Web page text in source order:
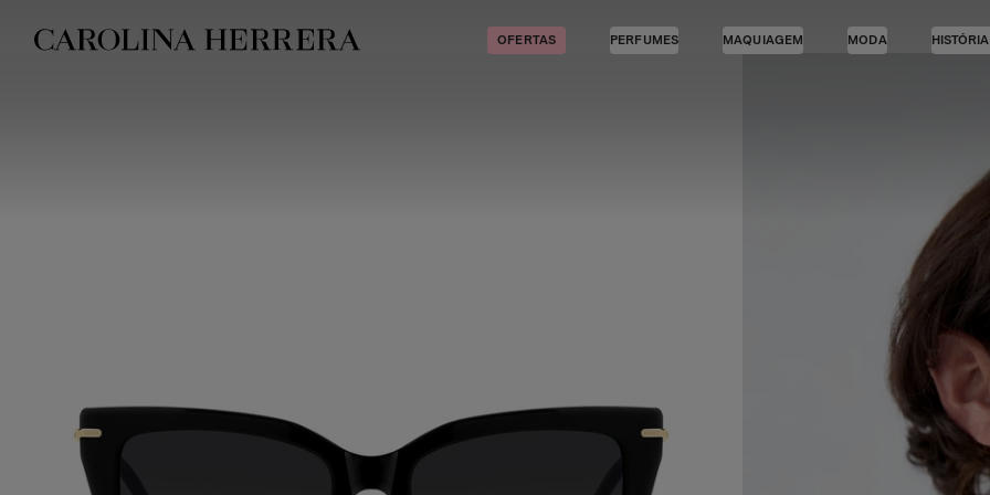
Declaração de acessibilidade
OFERTAS PERFUMES MAQUIAGEM MODA